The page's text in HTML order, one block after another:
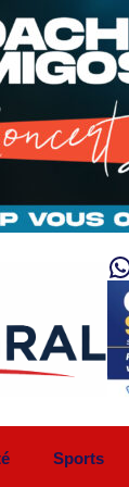
Sports